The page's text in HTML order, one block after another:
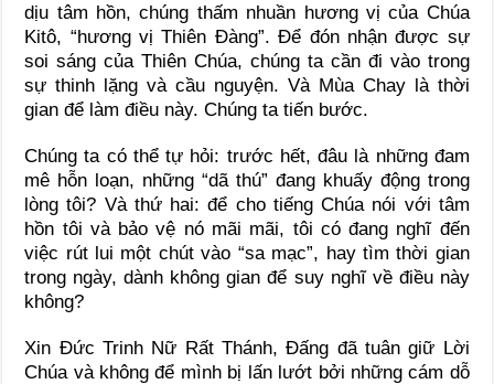
dịu tâm hồn, chúng thấm nhuần hương vị của Chúa
Kitô, “hương vị Thiên Đàng”. Để đón nhận được sự
soi sáng của Thiên Chúa, chúng ta cần đi vào trong
sự thinh lặng và cầu nguyện. Và Mùa Chay là thời
gian để làm điều này. Chúng ta tiến bước.
Chúng ta có thể tự hỏi: trước hết, đâu là những đam
mê hỗn loạn, những “dã thú” đang khuấy động trong
lòng tôi? Và thứ hai: để cho tiếng Chúa nói với tâm
hồn tôi và bảo vệ nó mãi mãi, tôi có đang nghĩ đến
việc rút lui một chút vào “sa mạc”, hay tìm thời gian
trong ngày, dành không gian để suy nghĩ về điều này
không?
Xin Đức Trinh Nữ Rất Thánh, Đấng đã tuân giữ Lời
Chúa và không để mình bị lấn lướt bởi những cám dỗ